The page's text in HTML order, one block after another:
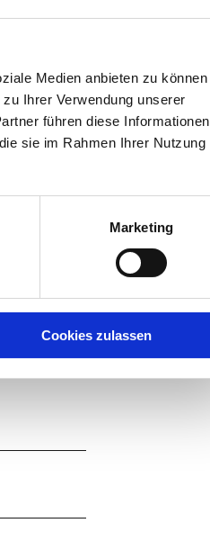
Medien anbieten zu können
Ihrer Verwendung unserer
führen diese Informationen
sie im Rahmen Ihrer Nutzung
Marketing
Cookies zulassen